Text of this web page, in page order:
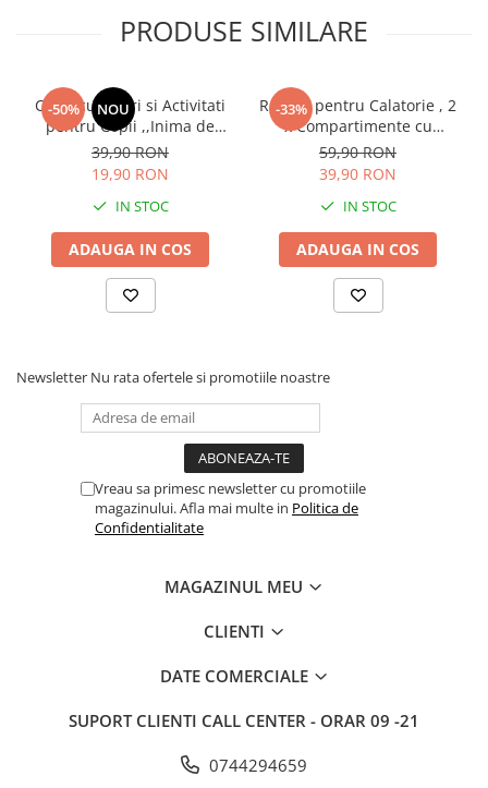
Set joaca doctor
Set joaca gradinarit
Set joaca supermarket
Seturi de constructie
Utilaje constructie de jucarie
Hrana bebelusi
Articole hranire bebelusi
Carti pentru copii
Atlase si enciclopedii pentru copii
Carti pentru Bebelusi
Balansoare copii
Colaci, ochelari si accesorii inot
Jucarii pentru plaja si nisip
PRODUSE SIMILARE
-50% NOU
Carte cu Jocuri si Activitati
pentru Copii ,,Inima de
Campion'' Masini Cars 3
Disney
39,90 RON
19,90 RON
IN STOC
ADAUGA IN COS
-33%
Rucsac pentru Calatorie , 2
x Compartimente cu
Fermoar , Culoare Verde
Deschis
59,90 RON
39,90 RON
IN STOC
ADAUGA IN COS
Newsletter Nu rata ofertele si promotiile noastre
Vreau sa primesc newsletter cu promotiile
magazinului. Afla mai multe in Politica de
Confidentialitate
MAGAZINUL MEU
CLIENTI
DATE COMERCIALE
SUPORT CLIENTI CALL CENTER - ORAR 09 -21
0744294659